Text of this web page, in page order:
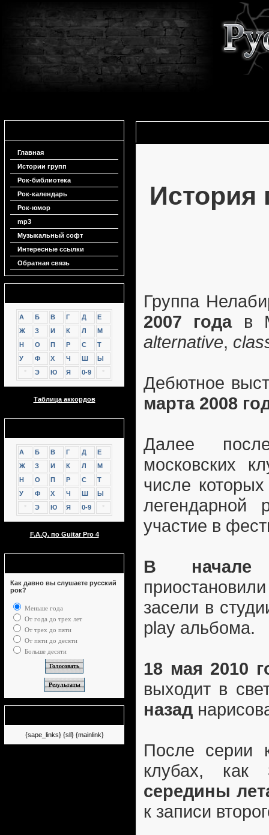
Главная
Истории групп
Рок-библиотека
Рок-календарь
Рок-юмор
mp3
Музыкальный софт
Интересные ссылки
Обратная связь
А Б В Г Д
Е
Ж
З И К Л
М
Н
О П Р С
Т
У
Ф Х Ч Ш
Ы
Э Ю Я 0-9
Таблица аккордов
А Б В Г Д
Е
Ж
З И К Л
М
Н
О П Р С
Т
У
Ф Х Ч Ш
Ы
Э Ю Я 0-9
F.A.Q. по Guitar Pro 4
Как давно вы слушаете русский
рок?
Меньше года
От года до трех лет
От трех до пяти
От пяти до десяти
Больше десяти
{sape_links} {sll} {mainlink}
История
Группа
2007 годав
alternative,
Дебютное
марта 2008
Далее
московских
числе
легендарной
участие в
В начале
засели в
play альбома.
18 мая 2010
выходит в
назад
После серии
клубах, как
середины
к записи